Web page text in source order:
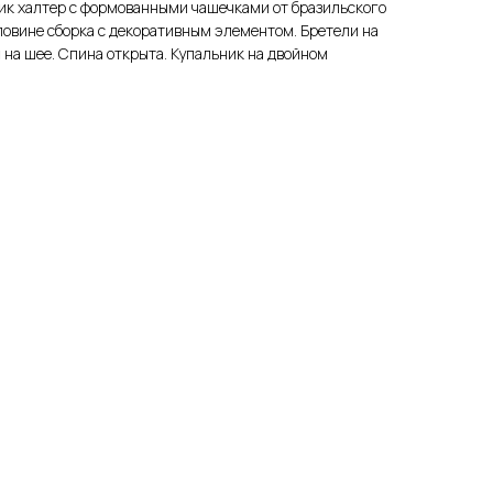
халтер с формованными чашечками от бразильского
сборка с декоративным элементом. Бретели на
шее. Спина открыта. Купальник на двойном